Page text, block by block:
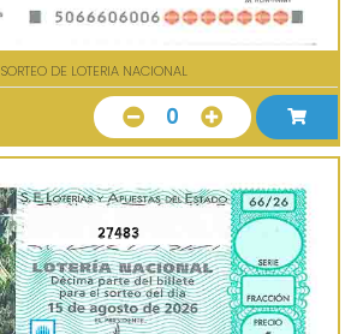
SORTEO DE LOTERIA NACIONAL
0
27483